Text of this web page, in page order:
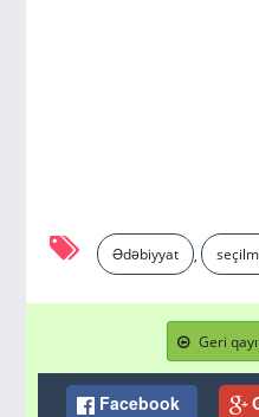
Ədəbiyyat ,
Geri
Facebook